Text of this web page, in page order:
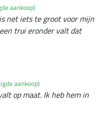
aankoop)
net iets te groot voor mijn
trui eronder valt dat
aankoop)
op maat. Ik heb hem in